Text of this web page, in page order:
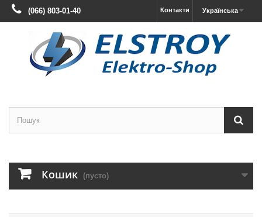
Українська
Контакти
(066) 803-01-40
Кошик (пусто)